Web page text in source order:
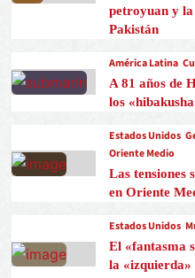
petroyuan y
Pakistán
América Latina
A 81 años de
los
Estados Unidos
Oriente Medio
Las tensiones
en Oriente
Estados Unidos
El «fantasma
la «izquierda»